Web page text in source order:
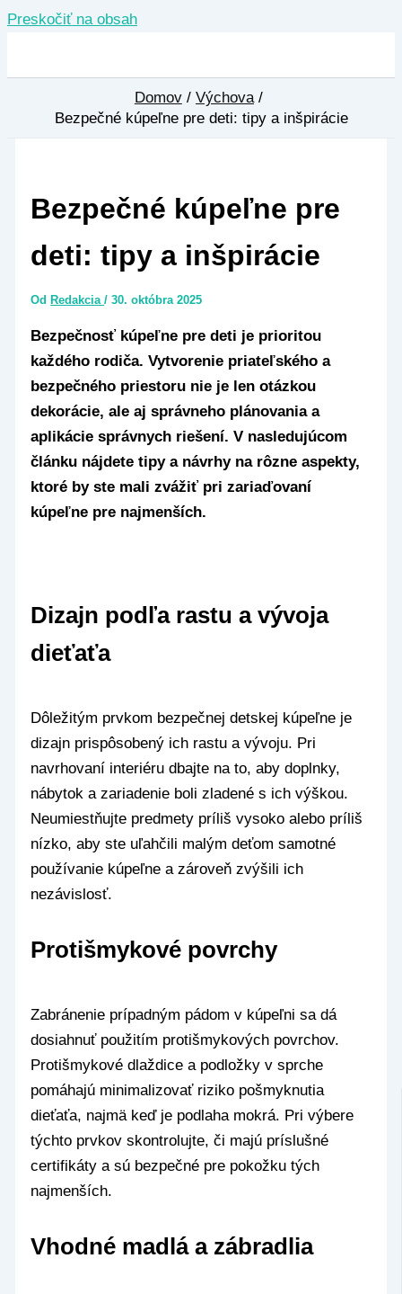
Preskočiť na obsah
Domov
Výchova
Bezpečné kúpeľne pre deti: tipy a inšpirácie
Bezpečné kúpeľne pre
deti: tipy a inšpirácie
Od Redakcia/30. októbra 2025
Bezpečnosť kúpeľne pre deti je prioritou
každého rodiča. Vytvorenie priateľského a
bezpečného priestoru nie je len otázkou
dekorácie, ale aj správneho plánovania a
aplikácie správnych riešení. V nasledujúcom
článku nájdete tipy a návrhy na rôzne aspekty,
ktoré by ste mali zvážiť pri zariaďovaní
kúpeľne pre najmenších.
Dizajn podľa rastu a vývoja
dieťaťa
Dôležitým prvkom bezpečnej detskej kúpeľne je
dizajn prispôsobený ich rastu a vývoju. Pri
navrhovaní interiéru dbajte na to, aby doplnky,
nábytok a zariadenie boli zladené s ich výškou.
Neumiestňujte predmety príliš vysoko alebo príliš
nízko, aby ste uľahčili malým deťom samotné
používanie kúpeľne a zároveň zvýšili ich
nezávislosť.
Protišmykové povrchy
Zabránenie prípadným pádom v kúpeľni sa dá
dosiahnuť použitím protišmykových povrchov.
Protišmykové dlaždice a podložky v sprche
pomáhajú minimalizovať riziko pošmyknutia
dieťaťa, najmä keď je podlaha mokrá. Pri výbere
týchto prvkov skontrolujte, či majú príslušné
certifikáty a sú bezpečné pre pokožku tých
najmenších.
Vhodné madlá a zábradlia